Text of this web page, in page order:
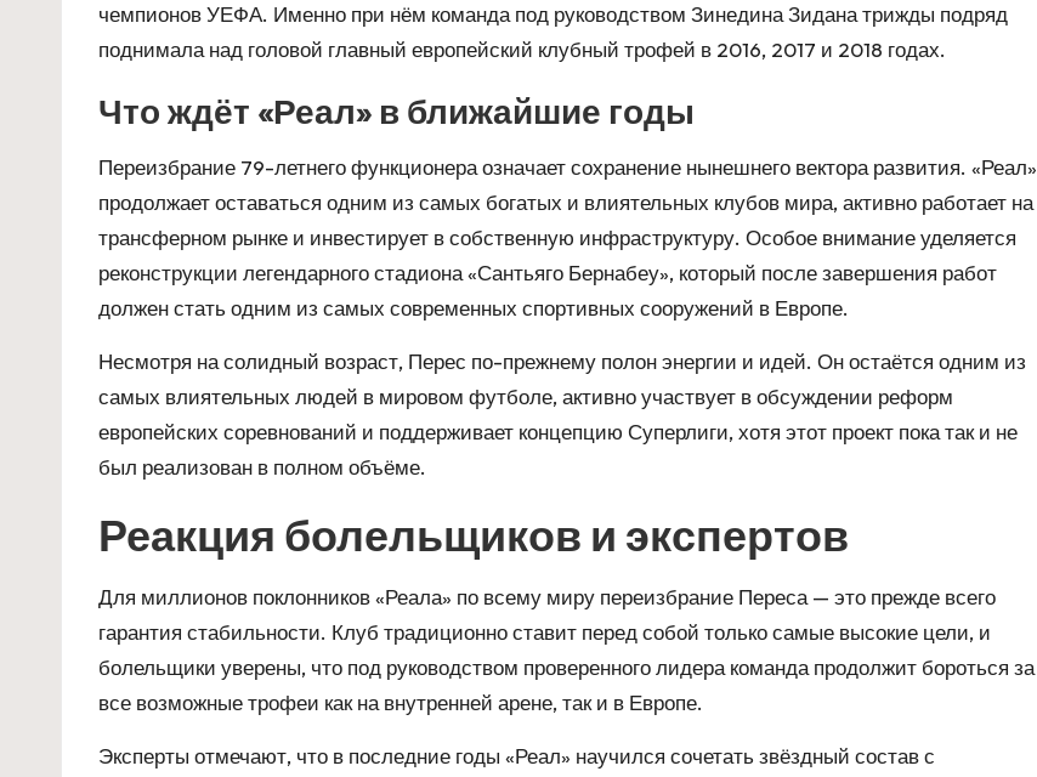
чемпионов УЕФА. Именно при нём команда под руководством Зинедина Зидана трижды подряд
поднимала над головой главный европейский клубный трофей в 2016, 2017 и 2018 годах.
Что ждёт «Реал» в ближайшие годы
Переизбрание 79-летнего функционера означает сохранение нынешнего вектора развития. «Реал»
продолжает оставаться одним из самых богатых и влиятельных клубов мира, активно работает на
трансферном рынке и инвестирует в собственную инфраструктуру. Особое внимание уделяется
реконструкции легендарного стадиона «Сантьяго Бернабеу», который после завершения работ
должен стать одним из самых современных спортивных сооружений в Европе.
Несмотря на солидный возраст, Перес по-прежнему полон энергии и идей. Он остаётся одним из
самых влиятельных людей в мировом футболе, активно участвует в обсуждении реформ
европейских соревнований и поддерживает концепцию Суперлиги, хотя этот проект пока так и не
был реализован в полном объёме.
Реакция болельщиков и экспертов
Для миллионов поклонников «Реала» по всему миру переизбрание Переса — это прежде всего
гарантия стабильности. Клуб традиционно ставит перед собой только самые высокие цели, и
болельщики уверены, что под руководством проверенного лидера команда продолжит бороться за
все возможные трофеи как на внутренней арене, так и в Европе.
Эксперты отмечают, что в последние годы «Реал» научился сочетать звёздный состав с